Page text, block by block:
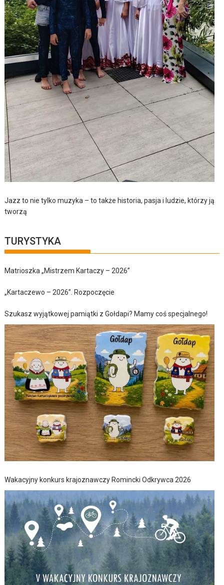
Jazz to nie tylko muzyka – to także historia, pasja i ludzie, którzy ją
tworzą
TURYSTYKA
Matrioszka „Mistrzem Kartaczy – 2026”
„Kartaczewo – 2026”. Rozpoczęcie
Szukasz wyjątkowej pamiątki z Gołdapi? Mamy coś specjalnego!
Wakacyjny konkurs krajoznawczy Romincki Odkrywca 2026